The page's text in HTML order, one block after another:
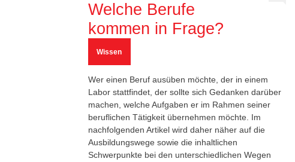
Welche Berufe
kommen in Frage?
Wissen
Wer einen Beruf ausüben möchte, der in einem
Labor stattfindet, der sollte sich Gedanken darüber
machen, welche Aufgaben er im Rahmen seiner
beruflichen Tätigkeit übernehmen möchte. Im
nachfolgenden Artikel wird daher näher auf die
Ausbildungswege sowie die inhaltlichen
Schwerpunkte bei den unterschiedlichen Wegen